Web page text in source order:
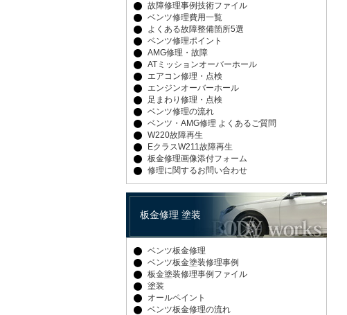
故障修理事例技術ファイル
ベンツ修理費用一覧
よくある故障整備箇所5選
ベンツ修理ポイント
AMG修理・故障
ATミッションオーバーホール
エアコン修理・点検
エンジンオーバーホール
足まわり修理・点検
ベンツ修理の流れ
ベンツ・AMG修理 よくあるご質問
W220故障再生
EクラスW211故障再生
板金修理画像添付フォーム
修理に関するお問い合わせ
板金修理 塗装
ベンツ板金修理
ベンツ板金塗装修理事例
板金塗装修理事例ファイル
塗装
オールペイント
ベンツ板金修理の流れ